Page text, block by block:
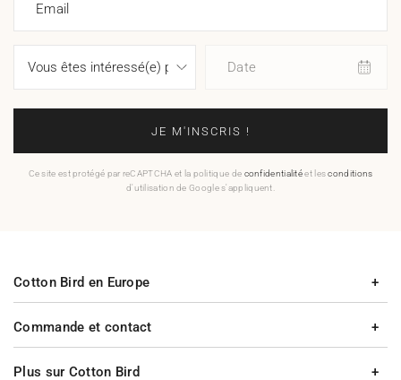
Email
Date
JE M'INSCRIS !
Ce site est protégé par reCAPTCHA et la politique de confidentialitéet lesconditions
d'utilisation de Google s'appliquent.
Commande et contact
Plus sur Cotton Bird
Cotton Bird en Europe